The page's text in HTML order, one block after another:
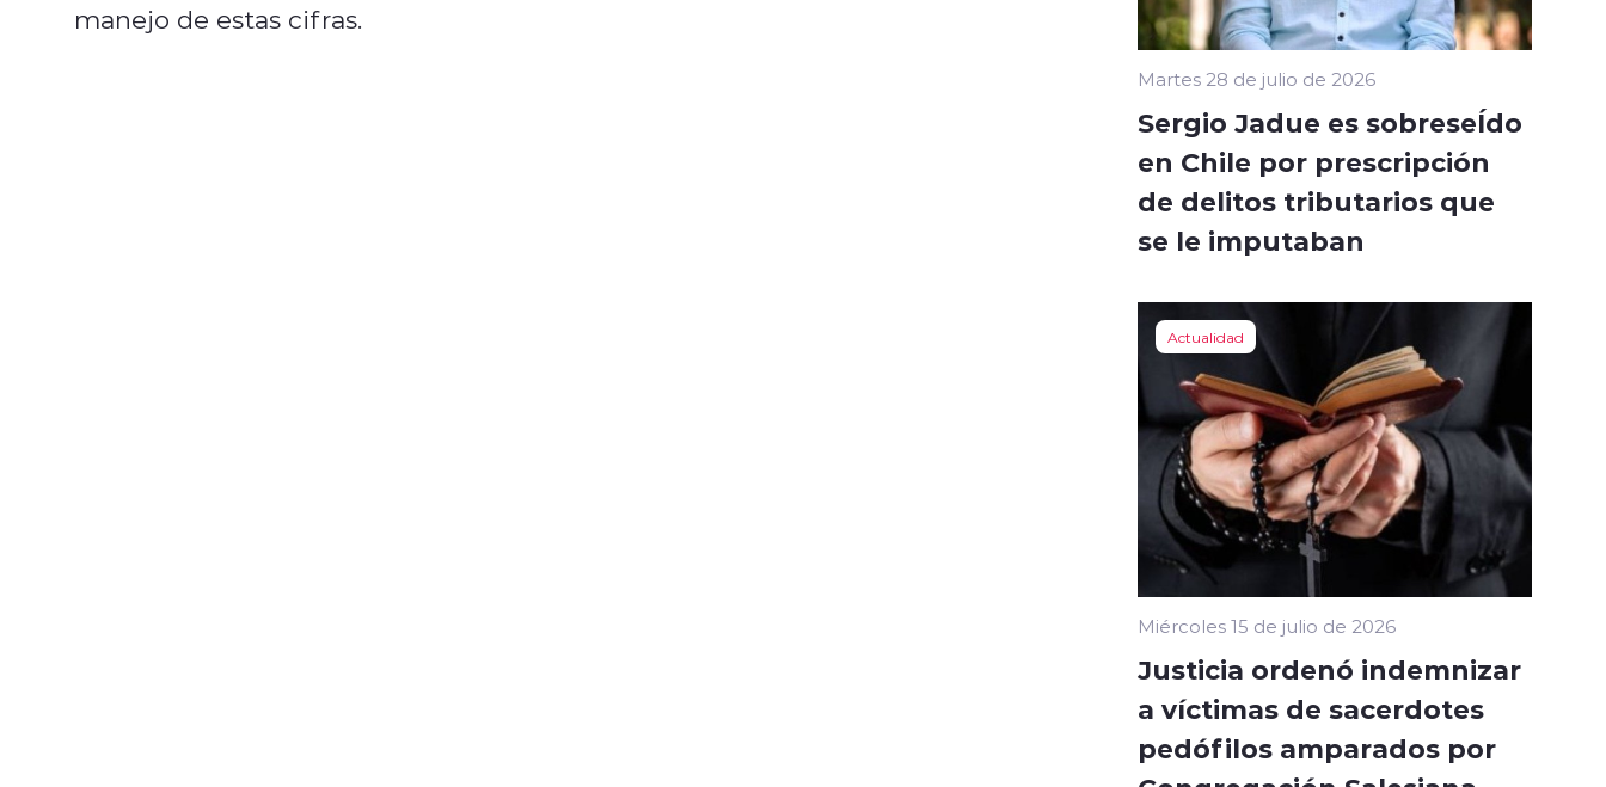
manejo de estas cifras.
Martes 28 de julio de 2026
Sergio Jadue es sobreseÍdo
en Chile por prescripción
de delitos tributarios que
se le imputaban
Actualidad
Miércoles 15 de julio de 2026
Justicia ordenó indemnizar
a víctimas de sacerdotes
pedófilos amparados por